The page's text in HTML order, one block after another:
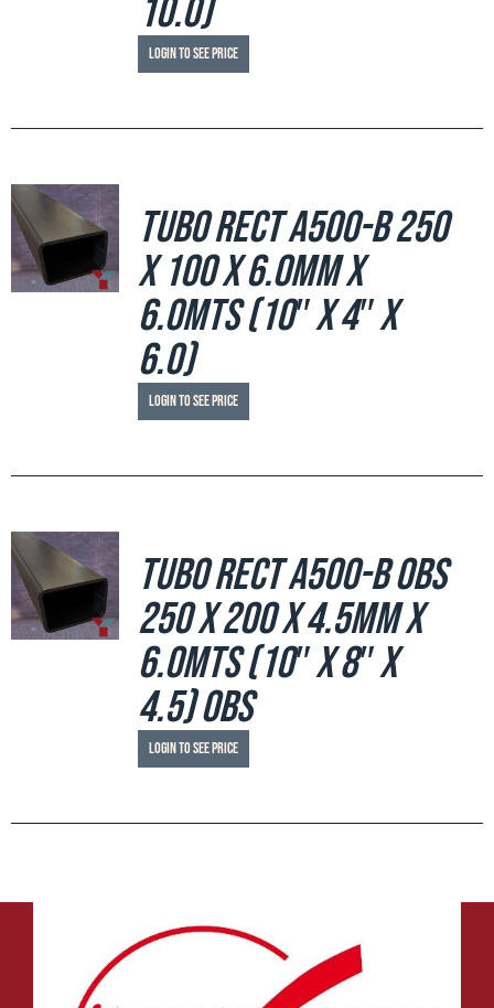
10.0)
Login to see price
Tubo Rect A500-B 250
x 100 x 6.0mm x
6.0mts (10″ x 4″ x
6.0)
Login to see price
Tubo Rect A500-B OBS
250 x 200 x 4.5mm x
6.0mts (10″ x 8″ x
4.5) OBS
Login to see price